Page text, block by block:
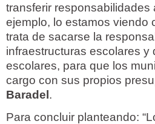
transferir responsabilidades
ejemplo, lo estamos viendo
trata de sacarse la
infraestructuras escolares y
escolares, para que los
cargo con sus propios
Baradel.
Para concluir planteando: